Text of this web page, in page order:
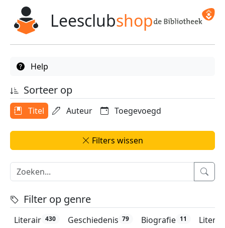
Leesclubshop
Help
Sorteer op
Titel Auteur Toegevoegd
Filters wissen
Filter op genre
Literair 430 Geschiedenis 79 Biografie 11